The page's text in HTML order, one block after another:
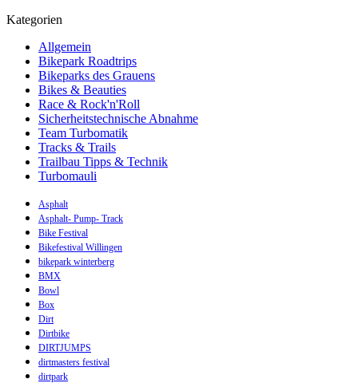
Kategorien
Allgemein
Bikepark Roadtrips
Bikeparks des Grauens
Bikes & Beauties
Race & Rock'n'Roll
Sicherheitstechnische Abnahme
Team Turbomatik
Tracks & Trails
Trailbau Tipps & Technik
Turbomauli
Asphalt
Asphalt- Pump- Track
Bike Festival
Bikefestival Willingen
bikepark winterberg
BMX
Bowl
Box
Dirt
Dirtbike
DIRTJUMPS
dirtmasters festival
dirtpark